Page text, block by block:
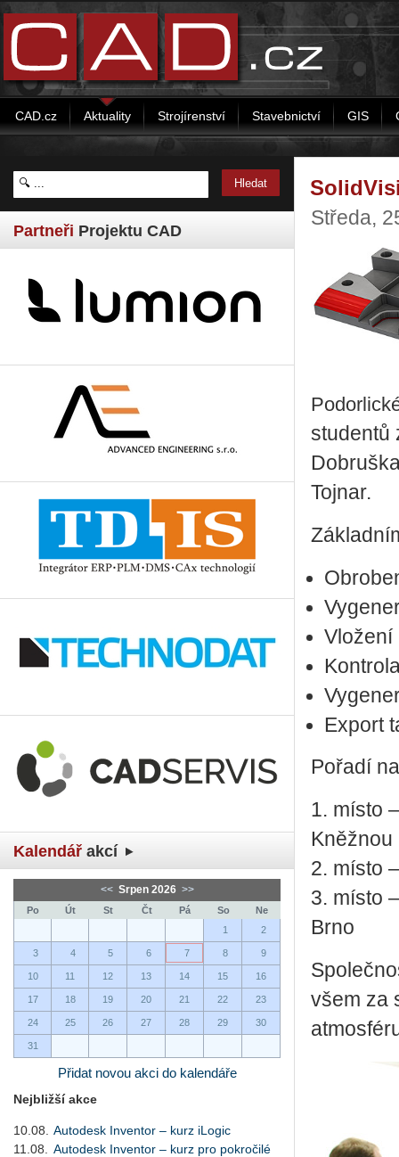
CAD.cz Aktuality Strojírenství Stavebnictví GIS
Partneři Projektu CAD
Kalendář akcí
<< Srpen 2026 >>
Po Út St Čt Pá So
Ne
1
2
3 4 5 6 7 8 9
10 11 12 13 14 15 16
17 18 19 20 21 22 23
24 25 26 27 28 29 30
31
Přidat novou akci do kalendáře
Nejbližší akce
10.08.
Autodesk Inventor – kurz iLogic
11.08.
Autodesk Inventor – kurz pro pokročilé
Středa,
studentů
Tojnar.
Vložení
Export
Pořadí
1. místo
Kněžnou
2. místo
3. místo
Brno
všem za